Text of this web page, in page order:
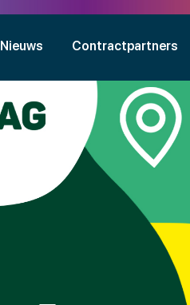
Nieuws Contractpartners